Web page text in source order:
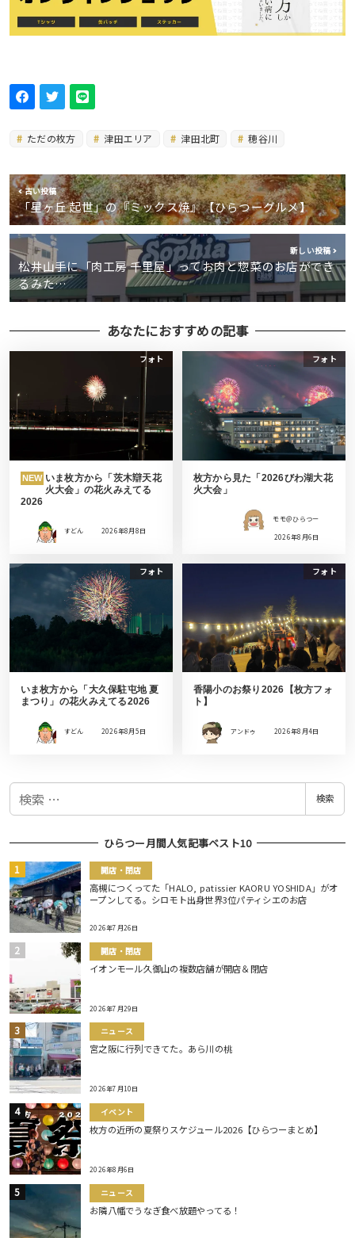
ただの枚方 津田エリア 津田北町 穂谷川
古い投稿
「星ヶ丘 起世」の『ミックス焼』【ひらつーグルメ】
新しい投稿
松井山手に「肉工房 千里屋」ってお肉と惣菜のお店ができ
るみた…
あなたにおすすめの記事
フォト
NEW いま枚方から「茨木辯天花
火大会」の花火みえてる
2026
すどん 2026年8月8日
フォト
枚方から見た「2026びわ湖大花
火大会」
モモ＠ひらつー
2026年8月6日
フォト
いま枚方から「大久保駐屯地 夏
まつり」の花火みえてる2026
すどん 2026年8月5日
フォト
香陽小のお祭り2026【枚方フォ
ト】
アンドゥ 2026年8月4日
検
検索
ひらつー月間人気記事ベスト10
開店・閉店
高槻につくってた「HALO, patissier KAORU YOSHIDA」がオ
ープンしてる。シロモト出身世界3位パティシエのお店
2026年7月26日
開店・閉店
イオンモール久御山の複数店舗が開店＆閉店
2026年7月29日
ニュース
宮之阪に行列できてた。あら川の桃
2026年7月10日
イベント
枚方の近所の夏祭りスケジュール2026【ひらつーまとめ】
2026年8月6日
ニュース
お隣八幡でうなぎ食べ放題やってる！